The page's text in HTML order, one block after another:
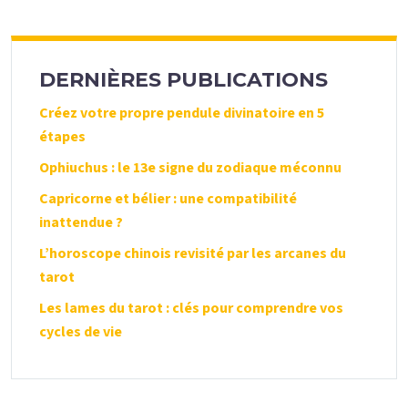
DERNIÈRES PUBLICATIONS
Créez votre propre pendule divinatoire en 5
étapes
Ophiuchus : le 13e signe du zodiaque méconnu
Capricorne et bélier : une compatibilité
inattendue ?
L’horoscope chinois revisité par les arcanes du
tarot
Les lames du tarot : clés pour comprendre vos
cycles de vie